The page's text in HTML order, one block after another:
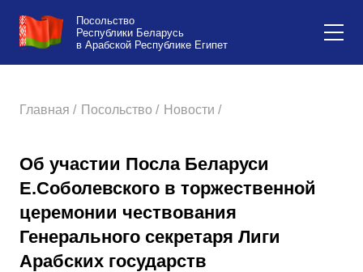
Посольство
Республики Беларусь
в Арабской Республике Египет
Главная / Посольство / Новости /
Об участии Посла Беларуси
Е.Соболевского в торжественной
церемонии чествования
Генерального секретаря Лиги
Арабских государств